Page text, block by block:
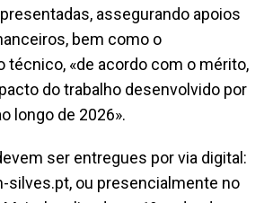
assegurando apoios
bem como o
técnico, «de acordo com o mérito,
do trabalho desenvolvido por
longo de 2026».
ser entregues por via digital:
silves.pt, ou presencialmente no